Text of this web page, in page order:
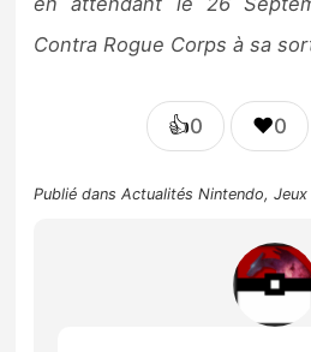
Contra Rogue Corps à sa
👍0 ❤️0
Publié dansActualités Nintendo,Jeux